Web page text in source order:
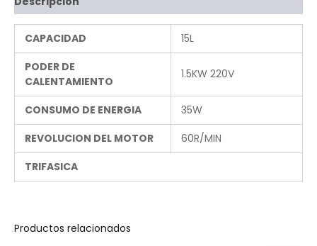
CAPACIDAD
15L
PODER DE
CALENTAMIENTO
1.5KW 220V
CONSUMO DE ENERGIA
35W
REVOLUCION DEL MOTOR
60R/MIN
TRIFASICA
Productos relacionados